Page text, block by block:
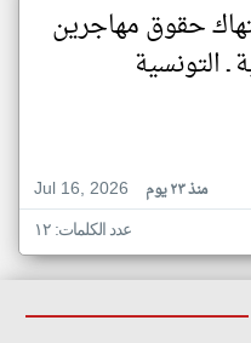
حقوق مهاجرين
ـ التونسية
Jul 16, 2026
منذ ٢٣ يوم
عدد الكلمات: ١٢